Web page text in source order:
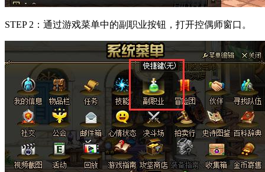
STEP 2：通过游戏菜单中的副职业按钮，打开控偶师窗口。